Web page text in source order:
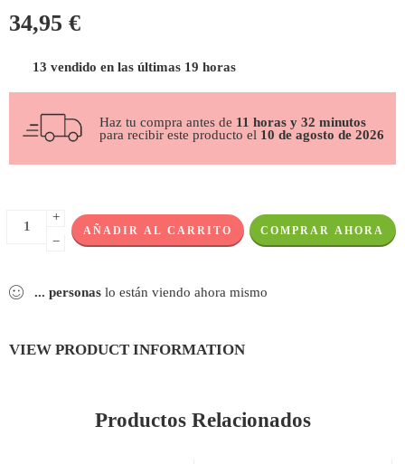
34,95 €
13 vendido en las últimas 19 horas
Haz tu compra antes de 11 horas y 32 minutos
para recibir este producto el 10 de agosto de 2026
+
−
AÑADIR AL CARRITO COMPRAR AHORA
... personas lo están viendo ahora mismo
VIEW PRODUCT INFORMATION
Productos Relacionados